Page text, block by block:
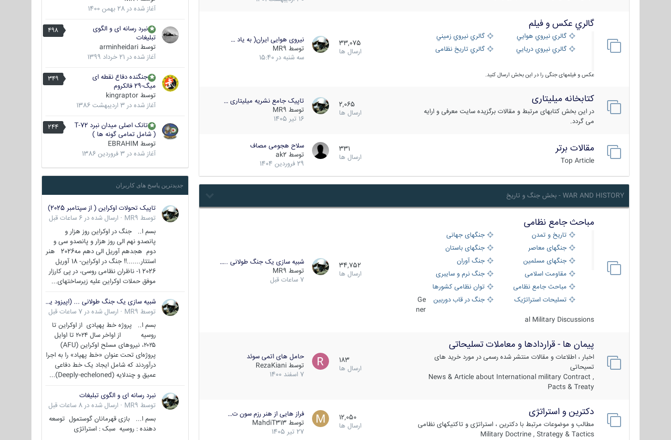
گالري عكس و فيلم
گالري نيروي هوايي
گالري نيروي زميني
گالري نيروي دريايي
گالري تاریخ نظامی
عکس و فیلمهای جنگی را در این بخش ارسال کنید.
33,075
ارسال ها
نیروی هوایی ایران( به یاد …
توسط MR9
سه شنبه در 15:40
کتابخانه میلیتاری
در این بخش کتابهای مرتبط و مقالات برگزیده سایت معرفی و ارایه
می گردد.
2,065
ارسال ها
تاپیک جامع نشریه میلیتاری …
توسط MR9
16 تیر 1405
مقالات برتر
Top Article
331
ارسال ها
سلاح هجومی مصاف
توسط ak2
29 فروردین 1404
WAR AND HISTORY - بخش جنگ و تاریخ
مباحث جامع نظامی
تاریخ و تمدن
جنگهای جهانی
جنگهای معاصر
جنگهای باستان
جنگهای مسلمین
جنگ آوران
مقاومت اسلامی
جنگ نرم و سایبری
مباحث جامع نظامی
توان نظامی کشورها
تسلیحات استراتژیک
جنگ در قاب دوربین
Ge
ner
al Military Discussions
34,752
ارسال ها
شبیه سازی یک جنگ طولانی ..…
توسط MR9
7 ساعات قبل
پیمان ها - قراردادها و معاملات تسلیحاتی
اخبار ، اطلاعات و مقالات منتشر شده رسمی در مورد خرید های
تسیحاتی
News & Article about International military Contract ,
Pacts & Treaty
183
ارسال ها
حامل های اتمی سوئد
توسط RezaKiani
7 اسفند 1400
دکترین و استراتژی
مطالب و موضوعات مرتبط با دکترین ، استراتژی و تاکتیکهای نظامی
Military Doctrine , Strategy & Tactics
12,050
ارسال ها
فراز هایی از هنر رزم سون ت…
توسط MahdiT313
27 تیر 1405
آغاز شده در 28 بهمن 1400
498
نبرد رسانه ای و الگوی
تبلیغات
توسط arminheidari
آغاز شده در 21 خرداد 1399
349
جنگنده دفاع نقطه ای
میگ-29 فالکروم
توسط kingraptor
آغاز شده در 3 اردیبهشت 1386
244
تانک اصلی میدان نبرد T-72
( شامل تمامی گونه ها )
توسط EBRAHIM
آغاز شده در 3 فروردین 1386
جدیدترین پاسخ های کاربران
تاپیک تحولات اوکراین ( از سپتامبر 2025)
توسط MR9
· ارسال شده در 6 ساعات قبل
بسم ا.. جنگ در اوکراین روز هزار و
پانصدو نهم الی روز هزار و پانصدو سی و
دوم هجدهم آوریل الی دهم مه2026 هنر
استتار.......!! جنگ در اوکراین- 18 آوریل
2026 1- ناظران نظامی روسی، در پی کارزار
موفق حملات اوکراین علیه زیرساختهای...
شبیه سازی یک جنگ طولانی ... (اپیزود یکم : اوکراین )
توسط MR9
· ارسال شده در 7 ساعات قبل
بسم ا.. پروژه خط پهپادی از اوکراین تا
روسیه از اواخر سال ۲۰۲۴ تا اوایل
۲۰۲۵، نیروهای مسلح اوکراین (AFU)
پروژه‌ای تحت عنوان «خط پهپاد» را به اجرا
درآوردند که شامل ایجاد یک خط دفاعی
عمیق و چندلایه (Deeply-echeloned)...
نبرد رسانه ای و الگوی تبلیغات
توسط MR9
· ارسال شده در 8 ساعات قبل
بسم ا... بازی قهرمانان گوستمول توسعه
دهنده : روسیه سبک : استراتژی